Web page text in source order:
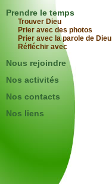
Prendre le temps
Trouver Dieu
Prier avec des photos
Prier avec la parole de Dieu
Réfléchir avec
Nous rejoindre
Nos activités
Nos contacts
Nos liens